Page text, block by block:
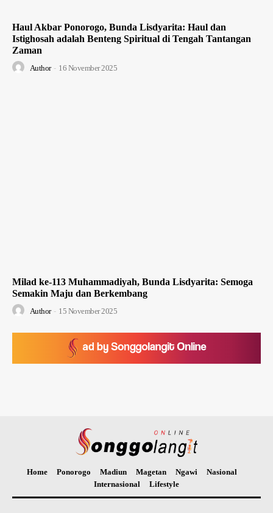
Haul Akbar Ponorogo, Bunda Lisdyarita: Haul dan
Istighosah adalah Benteng Spiritual di Tengah Tantangan
Zaman
Author - 16 November 2025
Milad ke-113 Muhammadiyah, Bunda Lisdyarita: Semoga
Semakin Maju dan Berkembang
Author - 15 November 2025
Home Ponorogo Madiun Magetan Ngawi
Nasional
Internasional
Lifestyle